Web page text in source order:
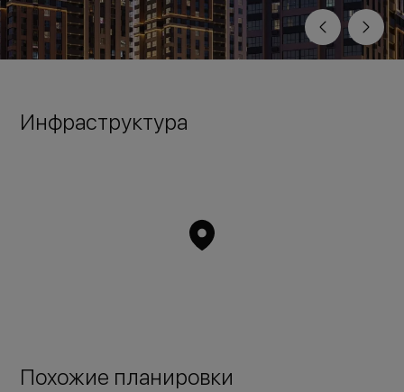
Инфраструктура
Похожие планировки